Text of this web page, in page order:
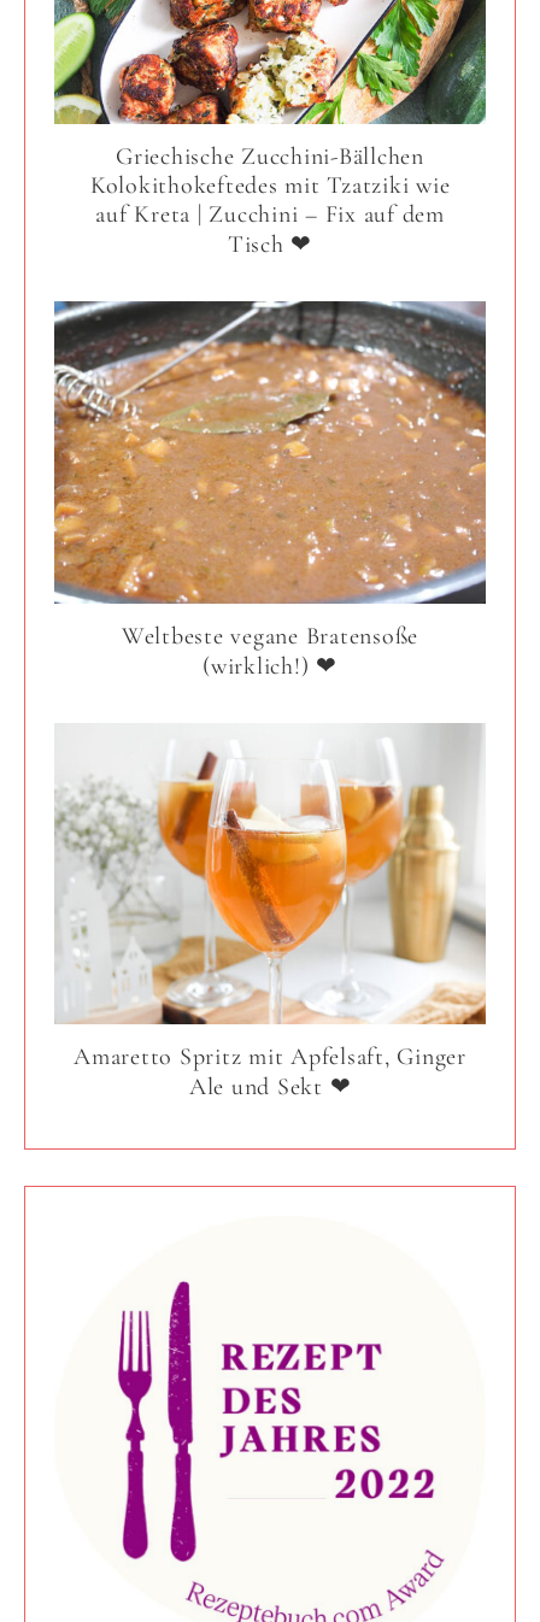
Griechische Zucchini-Bällchen
Kolokithokeftedes mit Tzatziki wie
auf Kreta | Zucchini – Fix auf dem
Tisch ❤
Weltbeste vegane Bratensoße
(wirklich!) ❤
Amaretto Spritz mit Apfelsaft, Ginger
Ale und Sekt ❤